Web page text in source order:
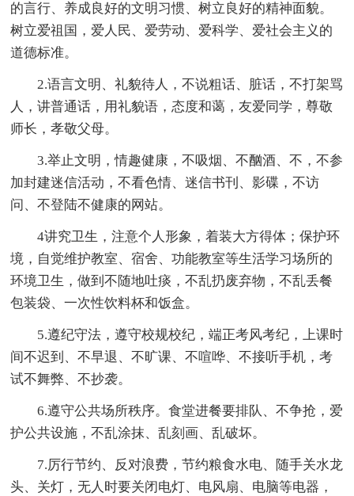
的言行、养成良好的文明习惯、树立良好的精神面貌。
树立爱祖国，爱人民、爱劳动、爱科学、爱社会主义的
道德标准。
2.语言文明、礼貌待人，不说粗话、脏话，不打架骂
人，讲普通话，用礼貌语，态度和蔼，友爱同学，尊敬
师长，孝敬父母。
3.举止文明，情趣健康，不吸烟、不酗酒、不，不参
加封建迷信活动，不看色情、迷信书刊、影碟，不访
问、不登陆不健康的网站。
4讲究卫生，注意个人形象，着装大方得体；保护环
境，自觉维护教室、宿舍、功能教室等生活学习场所的
环境卫生，做到不随地吐痰，不乱扔废弃物，不乱丢餐
包装袋、一次性饮料杯和饭盒。
5.遵纪守法，遵守校规校纪，端正考风考纪，上课时
间不迟到、不早退、不旷课、不喧哗、不接听手机，考
试不舞弊、不抄袭。
6.遵守公共场所秩序。食堂进餐要排队、不争抢，爱
护公共设施，不乱涂抹、乱刻画、乱破坏。
7.厉行节约、反对浪费，节约粮食水电、随手关水龙
头、关灯，无人时要关闭电灯、电风扇、电脑等电器，